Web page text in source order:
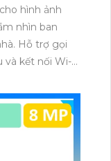
hình ảnh
nhìn ban
Hỗ trợ gọi
kết nối Wi-Fi
mây dễ lắp đặt